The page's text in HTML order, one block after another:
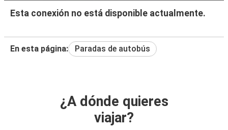
Esta conexión no está disponible actualmente.
En esta página: Paradas de autobús
¿A dónde quieres
viajar?